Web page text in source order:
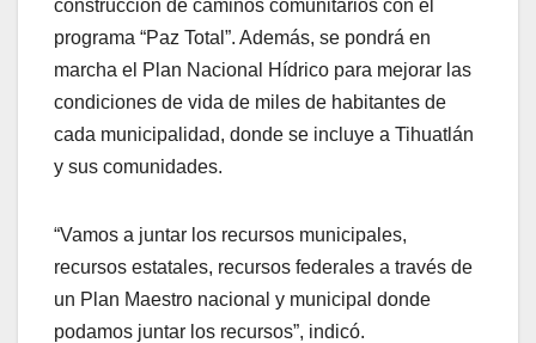
construcción de caminos comunitarios con el
programa “Paz Total”. Además, se pondrá en
marcha el Plan Nacional Hídrico para mejorar las
condiciones de vida de miles de habitantes de
cada municipalidad, donde se incluye a Tihuatlán
y sus comunidades.
“Vamos a juntar los recursos municipales,
recursos estatales, recursos federales a través de
un Plan Maestro nacional y municipal donde
podamos juntar los recursos”, indicó.